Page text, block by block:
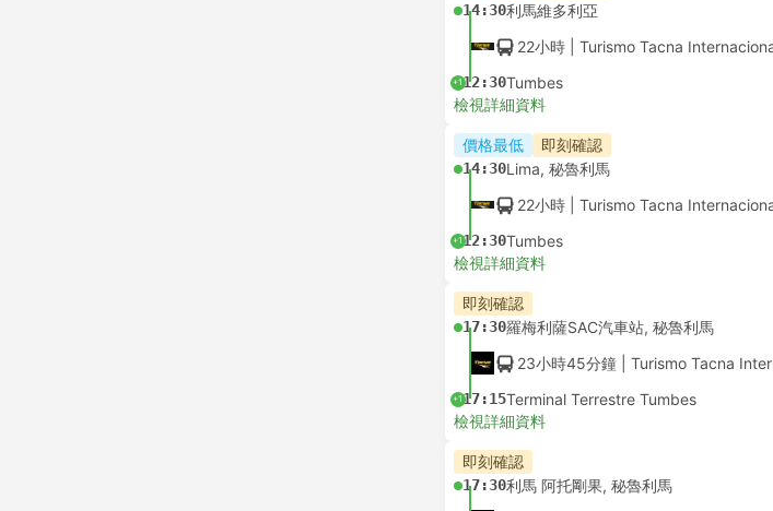
14:30利馬維多利亞
22小時 | Turismo Tacna
+112:30Tumbes
檢視詳細資料
價格最低 即刻確認
14:30Lima, 秘魯利馬
22小時 | Turismo Tacna
+112:30Tumbes
檢視詳細資料
即刻確認
17:30羅梅利薩SAC汽車站, 秘魯利馬
23小時45分鐘 | Turismo Tacna
+117:15Terminal Terrestre Tumbes
檢視詳細資料
即刻確認
17:30利馬 阿托剛果, 秘魯利馬